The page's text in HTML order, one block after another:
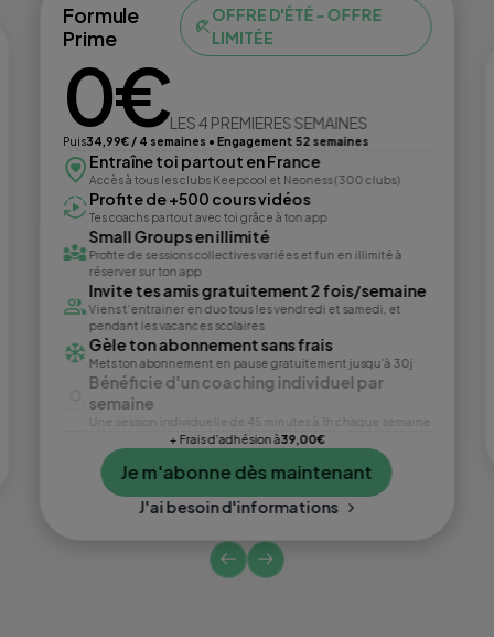
Formule
Prime
OFFRE D'ÉTÉ - OFFRE
LIMITÉE
0€LES 4 PREMIERES SEMAINES
Puis34,99€ / 4 semaines • Engagement 52 semaines
Entraîne toi partout en France
Accès à tous les clubs Keepcool et Neoness (300 clubs)
Profite de +500 cours vidéos
Tes coachs partout avec toi grâce à ton app
Small Groups en illimité
Profite de sessions collectives variées et fun en illimité à
réserver sur ton app
Invite tes amis gratuitement 2 fois/semaine
Viens t’entrainer en duo tous les vendredi et samedi, et
pendant les vacances scolaires
Gèle ton abonnement sans frais
Mets ton abonnement en pause gratuitement jusqu’à 30j
Bénéficie d'un coaching individuel par
semaine
Une session individuelle de 45 minutes à 1h chaque semaine
+ Frais d'adhésion à39,00€
Je m'abonne dès maintenant
J'ai besoin d'informations